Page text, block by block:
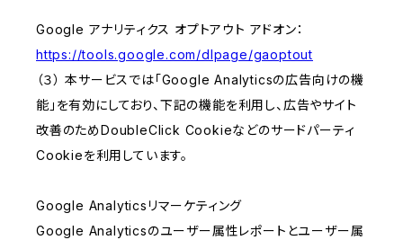
Google アナリティクス オプトアウト アドオン：
https://tools.google.com/dlpage/gaoptout
（３） 本サービスでは「Google Analyticsの広告向けの機
能」を有効にしており、下記の機能を利用し、広告やサイト
改善のためDoubleClick Cookieなどのサードパーティ
Cookieを利用しています。
Google Analyticsリマーケティング
Google Analyticsのユーザー属性レポートとユーザー属